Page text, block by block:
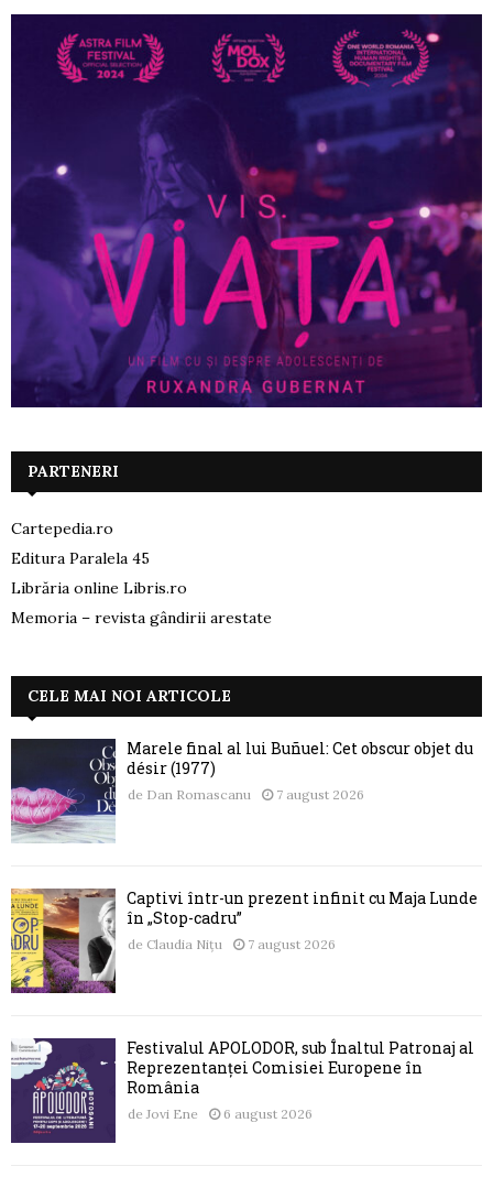
PARTENERI
Cartepedia.ro
Editura Paralela 45
Librăria online Libris.ro
Memoria – revista gândirii arestate
CELE MAI NOI ARTICOLE
Marele final al lui Buñuel: Cet obscur objet du
désir (1977)
de Dan Romascanu 7 august 2026
Captivi într-un prezent infinit cu Maja Lunde
în „Stop-cadru”
de Claudia Nițu 7 august 2026
Festivalul APOLODOR, sub Înaltul Patronaj al
Reprezentanței Comisiei Europene în
România
de Jovi Ene 6 august 2026